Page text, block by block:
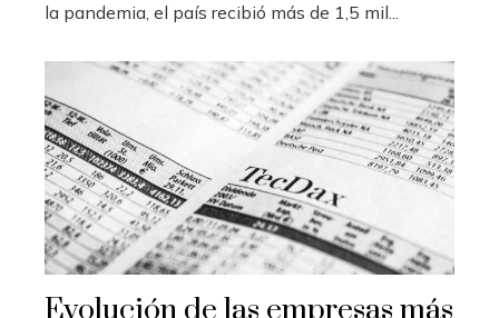
la pandemia, el país recibió más de 1,5 mil...